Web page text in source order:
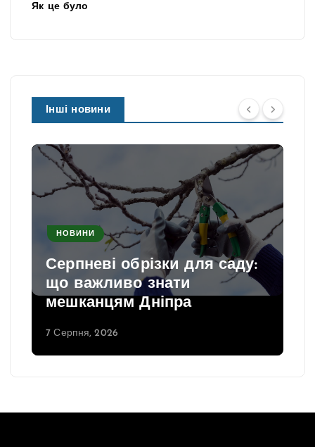
Як це було
Інші новини
НОВИНИ
Серпневі обрізки для саду:
що важливо знати
мешканцям Дніпра
7 Серпня, 2026